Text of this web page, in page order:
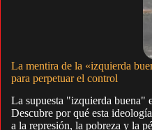
La mentira de la «izquierda
para perpetuar el control
La supuesta "izquierda buena"
Descubre por qué esta
a la represión, la pobreza y la